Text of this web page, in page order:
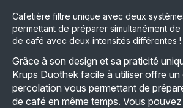
Cafetière filtre unique avec deux
permettant de préparer simultanément
de café avec deux intensités différentes !
Grâce à son design et sa praticité
Krups Duothek facile à utiliser offre
percolation vous permettant de
de café en même temps. Vous